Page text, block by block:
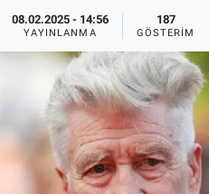
08.02.2025 - 14:56
YAYINLANMA
187
GÖSTERIM
Eğlence
Ekonomi
Forum